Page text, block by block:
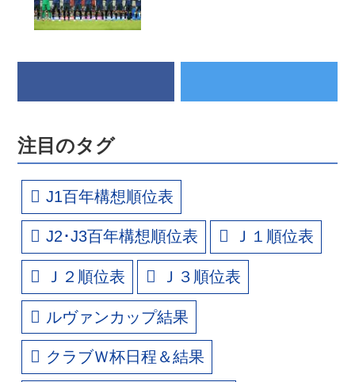
注目のタグ
J1百年構想順位表
J2･J3百年構想順位表 Ｊ１順位表
Ｊ２順位表 Ｊ３順位表
ルヴァンカップ結果
クラブＷ杯日程＆結果